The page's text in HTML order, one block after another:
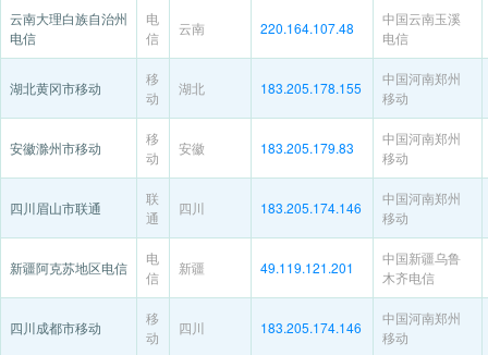
云南大理白族自治州
电信
电
信
云南 220.164.107.48
中国云南玉溪
电信
湖北黄冈市移动
移
动
湖北 183.205.178.155
中国河南郑州
移动
安徽滁州市移动
移
动
安徽 183.205.179.83
中国河南郑州
移动
四川眉山市联通
联
通
四川 183.205.174.146
中国河南郑州
移动
新疆阿克苏地区电信
电
信
新疆 49.119.121.201
中国新疆乌鲁
木齐电信
四川成都市移动
移
动
四川 183.205.174.146
中国河南郑州
移动